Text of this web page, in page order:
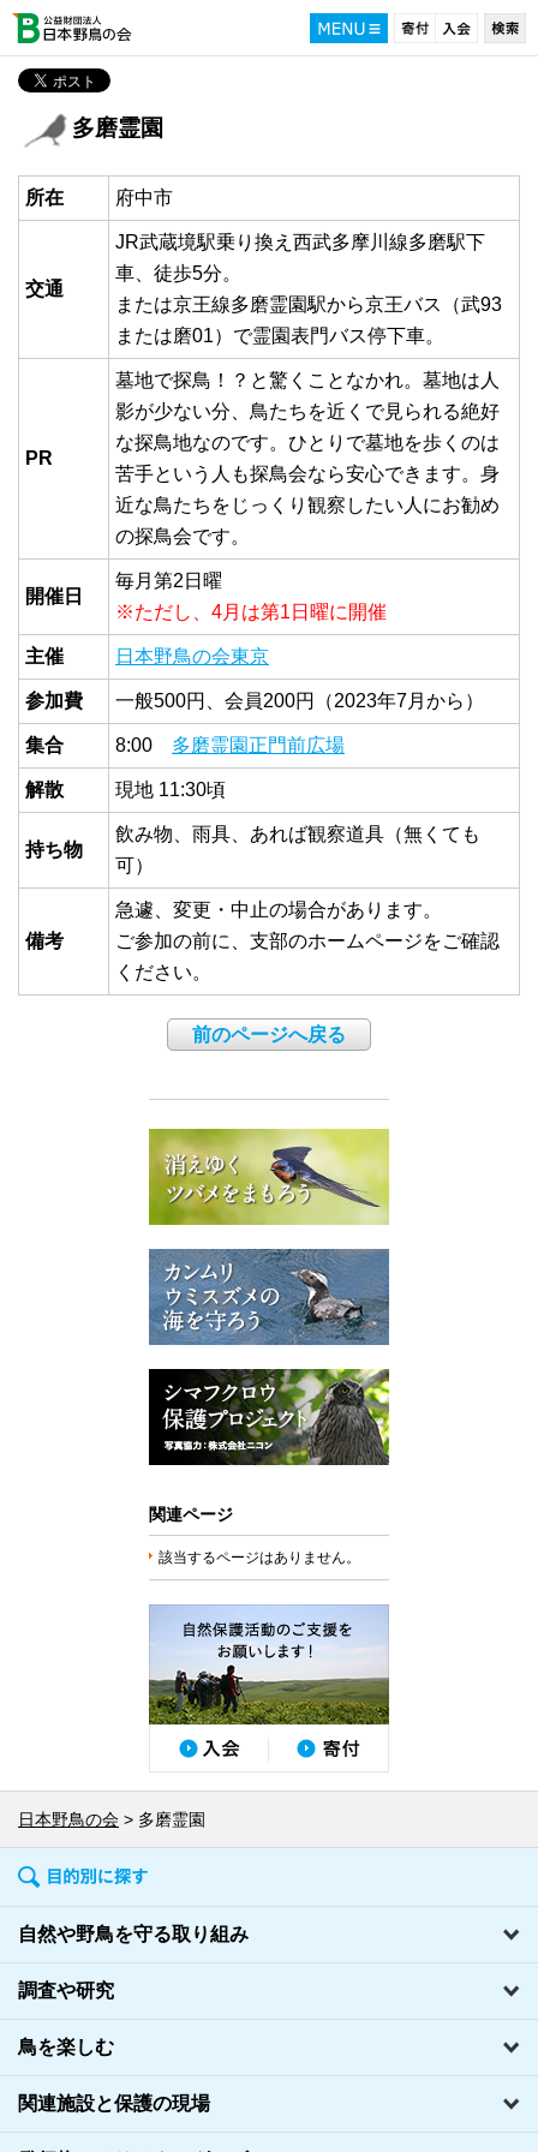
多磨霊園
所在 府中市
交通
JR武蔵境駅乗り換え西武多摩川線多磨駅下
車、徒歩5分。
または京王線多磨霊園駅から京王バス（武93
または磨01）で霊園表門バス停下車。
PR
墓地で探鳥！？と驚くことなかれ。墓地は人
影が少ない分、鳥たちを近くで見られる絶好
な探鳥地なのです。ひとりで墓地を歩くのは
苦手という人も探鳥会なら安心できます。身
近な鳥たちをじっくり観察したい人にお勧め
の探鳥会です。
開催日
毎月第2日曜
※ただし、4月は第1日曜に開催
主催 日本野鳥の会東京
参加費 一般500円、会員200円（2023年7月から）
集合 8:00 多磨霊園正門前広場
解散 現地 11:30頃
持ち物
飲み物、雨具、あれば観察道具（無くても
可）
備考
急遽、変更・中止の場合があります。
ご参加の前に、支部のホームページをご確認
ください。
前のページへ戻る
関連ページ
該当するページはありません。
日本野鳥の会 多磨霊園
自然や野鳥を守る取り組み
調査や研究
鳥を楽しむ
関連施設と保護の現場